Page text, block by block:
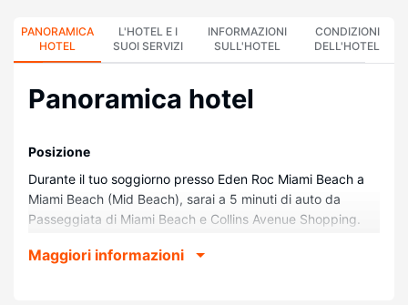
PANORAMICA
HOTEL
L'HOTEL E I
SUOI SERVIZI
INFORMAZIONI
SULL'HOTEL
CONDIZIONI
DELL'HOTEL
Panoramica hotel
Posizione
Durante il tuo soggiorno presso Eden Roc Miami Beach a
Miami Beach (Mid Beach), sarai a 5 minuti di auto da
Passeggiata di Miami Beach e Collins Avenue Shopping.
Convention Center e 4,1 km da Ocean Drive.
Maggiori informazioni